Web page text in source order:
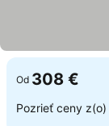
Od 308 €
Pozrieť ceny z(o)